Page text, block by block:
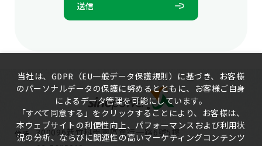
送信
住所
300096新竹科學園區篤行一路6號5樓
当社は、GDPR（EU一般データ保護規則）に基づき、お客様
のパーソナルデータの保護に努めるとともに、お客様ご自身
によるデータ管理を可能にしています。
「すべて同意する」をクリックすることにより、お客様は、
本ウェブサイトの利便性向上、パフォーマンスおよび利用状
況の分析、ならびに関連性の高いマーケティングコンテンツ